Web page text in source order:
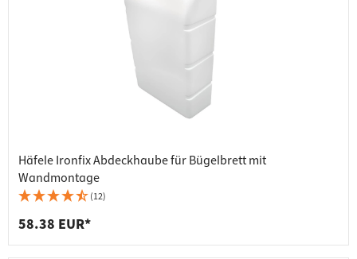
Häfele Ironfix Abdeckhaube für Bügelbrett mit
Wandmontage
(12)
58.38 EUR*